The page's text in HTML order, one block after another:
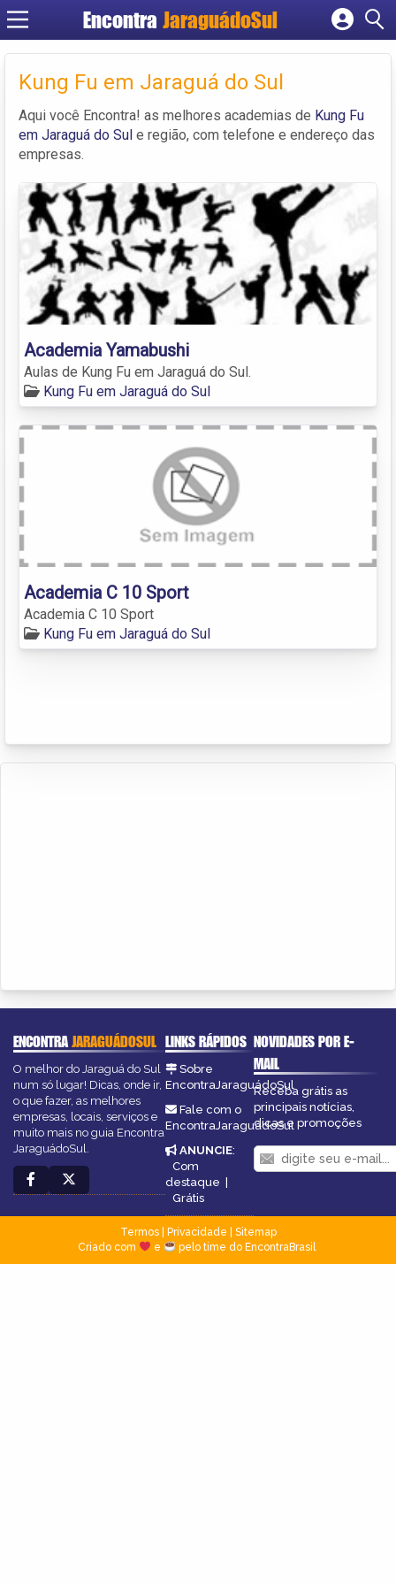
Encontra JaraguádoSul
Cadastrar empresa
Criar conta
Kung Fu em Jaraguá do Sul
Aqui você Encontra! as melhores academias de Kung Fu
em Jaraguá do Sul e região, com telefone e endereço das
empresas.
Academia Yamabushi
Aulas de Kung Fu em Jaraguá do Sul.
Kung Fu em Jaraguá do Sul
Academia C 10 Sport
Academia C 10 Sport
Kung Fu em Jaraguá do Sul
ENCONTRAJARAGUÁDOSUL
O melhor do Jaraguá do Sul
num só lugar! Dicas, onde ir,
o que fazer, as melhores
empresas, locais, serviços e
muito mais no guia Encontra
JaraguádoSul.
LINKS RÁPIDOS
Sobre
EncontraJaraguádoSul
Fale com o
EncontraJaraguádoSul
ANUNCIE:
Com
destaque |
Grátis
NOVIDADES POR E-
MAIL
Receba grátis as
principais notícias,
dicas e promoções
Termos| Privacidade
Sitemap
Criado com
e pelo time do EncontraBrasil